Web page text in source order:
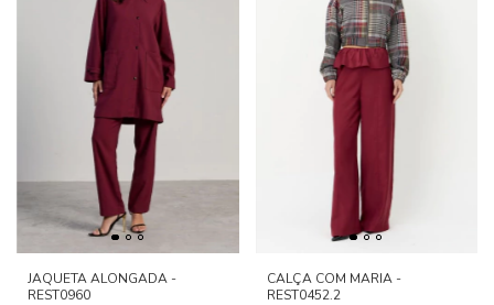
JAQUETA ALONGADA -
REST0960
CALÇA COM MARIA -
REST0452.2